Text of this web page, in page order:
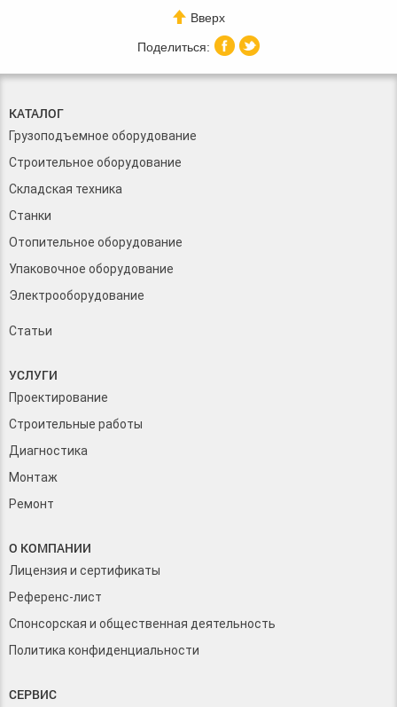
Вверх
КАТАЛОГ
Грузоподъемное оборудование
Строительное оборудование
Складская техника
Станки
Отопительное оборудование
Упаковочное оборудование
Электрооборудование
Статьи
УСЛУГИ
Проектирование
Строительные работы
Диагностика
Монтаж
Ремонт
О КОМПАНИИ
Лицензия и сертификаты
Референс-лист
Спонсорская и общественная деятельность
Политика конфиденциальности
СЕРВИС